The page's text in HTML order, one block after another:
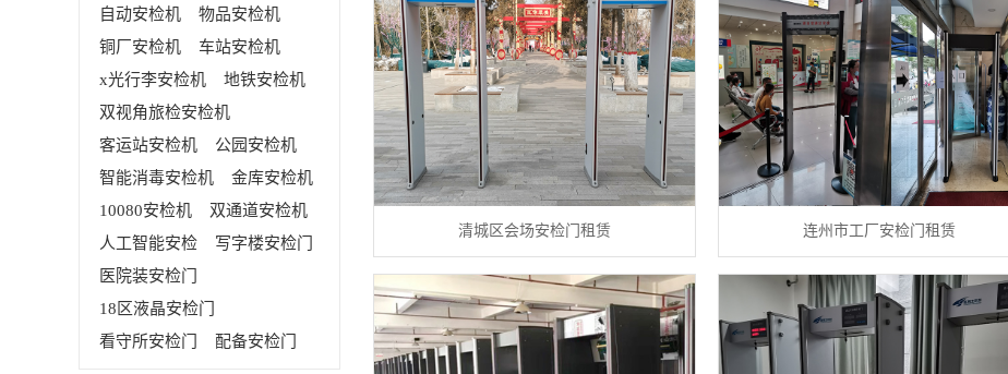
自动安检机
物品安检机
铜厂安检机
车站安检机
x光行李安检机
地铁安检机
双视角旅检安检机
客运站安检机
公园安检机
智能消毒安检机
金库安检机
10080安检机
双通道安检机
人工智能安检
写字楼安检门
医院装安检门
18区液晶安检门
看守所安检门
配备安检门
清城区会场安检门租赁 连州市工厂安检门租赁